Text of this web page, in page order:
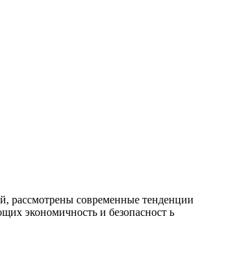
рассмотрены современные тенденции
экономичность и безопасност ь